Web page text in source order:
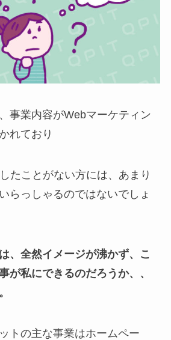
事業内容がWebマーケティン
れており
たことがない方には、あまり
らっしゃるのではないでしょ
、全然イメージが沸かず、こ
が私にできるのだろうか、、
トの主な事業はホームペー